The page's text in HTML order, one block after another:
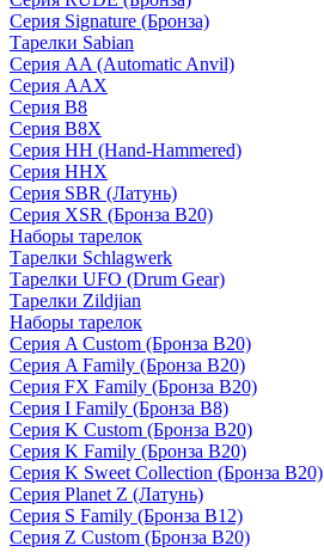
Серия Signature (Бронза)
Тарелки Sabian
Серия AA (Automatic Anvil)
Серия AAX
Серия B8
Серия B8X
Серия HH (Hand-Hammered)
Серия HHX
Серия SBR (Латунь)
Серия XSR (Бронза B20)
Наборы тарелок
Тарелки Schlagwerk
Тарелки UFO (Drum Gear)
Тарелки Zildjian
Наборы тарелок
Серия A Custom (Бронза B20)
Серия A Family (Бронза B20)
Серия FX Family (Бронза B20)
Серия I Family (Бронза B8)
Серия K Custom (Бронза B20)
Серия K Family (Бронза B20)
Серия K Sweet Collection (Бронза B20)
Серия Planet Z (Латунь)
Серия S Family (Бронза B12)
Серия Z Custom (Бронза B20)